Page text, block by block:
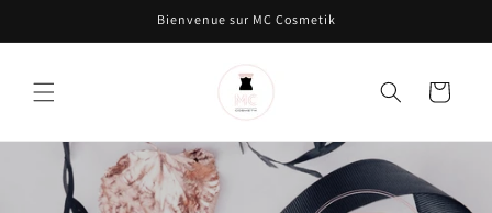
Bienvenue sur MC Cosmetik
Panier